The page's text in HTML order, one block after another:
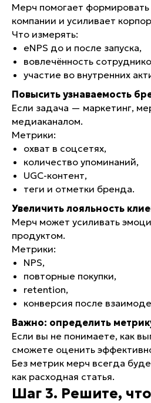
Мерч помогает
компании и усиливает
Что измерять:
eNPS до и после запуска,
вовлечённость
участие во внутренних
Повысить узнаваемость
Если задача — маркетинг,
медиаканалом.
Метрики:
охват в соцсетях,
количество упоминаний,
UGC-контент,
теги и отметки бренда.
Увеличить лояльность
Мерч может усиливать
продуктом.
Метрики:
NPS,
повторные покупки,
retention,
конверсия после
Важно: определить
Если вы не понимаете, как
сможете оценить
Без метрик мерч всегда
как расходная статья.
Шаг 3. Решите,